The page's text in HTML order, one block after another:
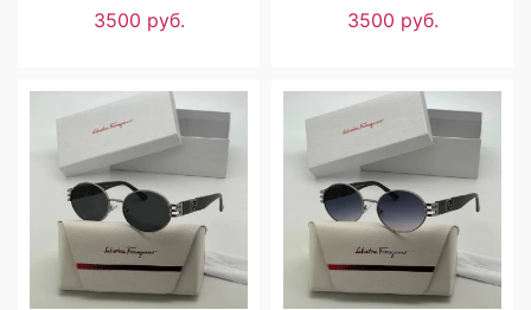
3500 руб.
3500 руб.